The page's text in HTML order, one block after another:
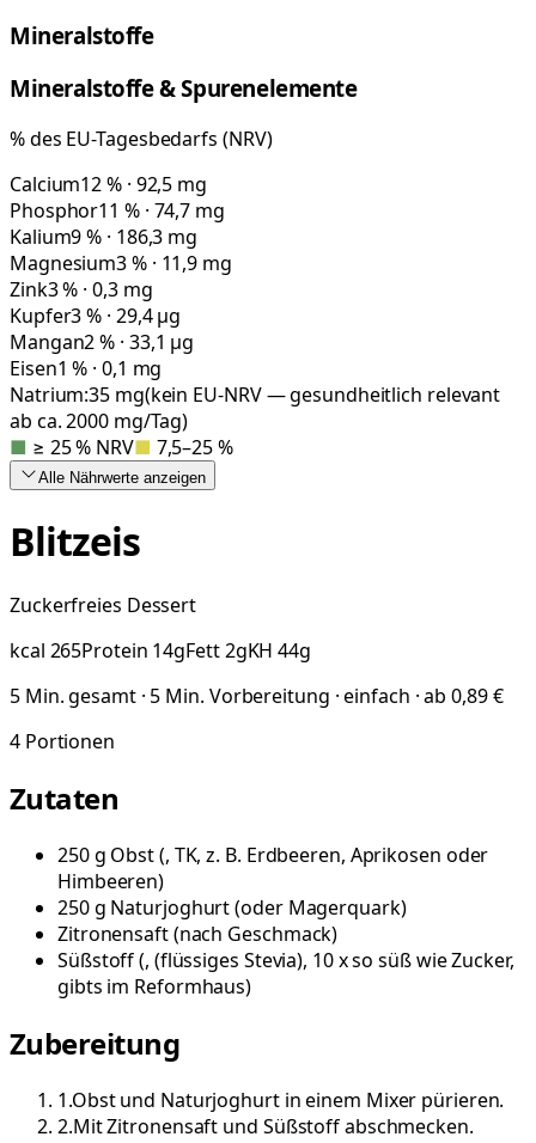
Mineralstoffe
Mineralstoffe & Spurenelemente
% des EU-Tagesbedarfs (NRV)
Calcium12 % · 92,5 mg
Phosphor11 % · 74,7 mg
Kalium9 % · 186,3 mg
Magnesium3 % · 11,9 mg
Zink3 % · 0,3 mg
Kupfer3 % · 29,4 µg
Mangan2 % · 33,1 µg
Eisen1 % · 0,1 mg
Natrium:35 mg(kein EU-NRV — gesundheitlich relevant
ab ca. 2000 mg/Tag)
■ ≥ 25 % NRV■ 7,5–25 %
Alle Nährwerte anzeigen
Blitzeis
Zuckerfreies Dessert
kcal 265Protein 14gFett2gKH 44g
5 Min. gesamt · 5 Min. Vorbereitung · einfach · ab 0,89 €
4 Portionen
Zutaten
250g Obst(, TK, z. B. Erdbeeren, Aprikosen oder
Himbeeren)
250g Naturjoghurt(oder Magerquark)
Zitronensaft(nach Geschmack)
Süßstoff(, (flüssiges Stevia), 10 x so süß wie Zucker,
gibts im Reformhaus)
Zubereitung
1.Obst und Naturjoghurt in einem Mixer pürieren.
2.Mit Zitronensaft und Süßstoff abschmecken.